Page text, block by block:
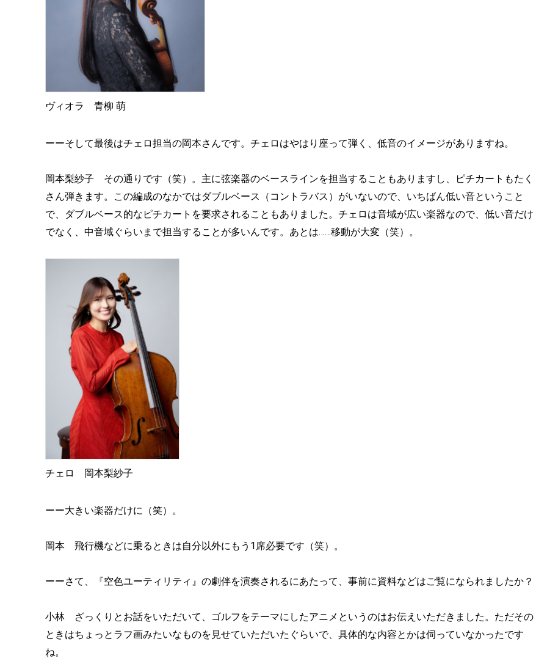
ヴィオラ 青柳 萌
ーーそして最後はチェロ担当の岡本さんです。チェロはやはり座って弾く、低音のイメージがありますね。
岡本梨紗子 その通りです（笑）。主に弦楽器のベースラインを担当することもありますし、ピチカートもたく
さん弾きます。この編成のなかではダブルベース（コントラバス）がいないので、いちばん低い音ということ
で、ダブルベース的なピチカートを要求されることもありました。チェロは音域が広い楽器なので、低い音だけ
でなく、中音域ぐらいまで担当することが多いんです。あとは……移動が大変（笑）。
チェロ 岡本梨紗子
ーー大きい楽器だけに（笑）。
岡本 飛行機などに乗るときは自分以外にもう1席必要です（笑）。
ーーさて、『空色ユーティリティ』の劇伴を演奏されるにあたって、事前に資料などはご覧になられましたか？
小林 ざっくりとお話をいただいて、ゴルフをテーマにしたアニメというのはお伝えいただきました。ただその
ときはちょっとラフ画みたいなものを見せていただいたぐらいで、具体的な内容とかは伺っていなかったです
ね。